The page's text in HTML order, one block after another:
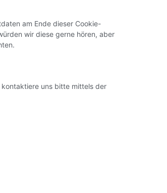
am Ende dieser Cookie-
wir diese gerne hören, aber
kontaktiere uns bitte mittels der